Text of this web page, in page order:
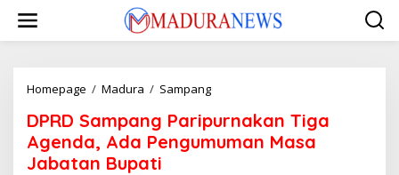
konten
Homepage / Madura / SampangDPRD
Paripurnakan
Tiga
Agenda,
DPRD Sampang Paripurnakan Tiga
Agenda, Ada Pengumuman Masa
Jabatan Bupati